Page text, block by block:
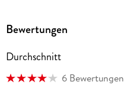
WishYouWellFoundation.org.
Bewertungen
Durchschnitt
6 Bewertungen